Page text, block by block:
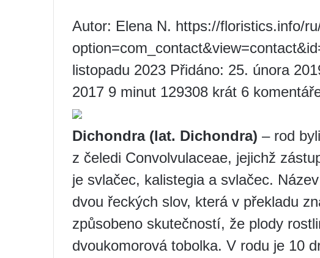
Autor: Elena N. https://floristics.info/
listopadu 2023 Přidáno: 25. února
2017 9 minut 129308 krát 6
Dichondra (lat. Dichondra) – rod
z čeledi Convolvulaceae, jejichž
je svlačec, kalistegia a svlačec.
dvou řeckých slov, která v překladu
způsobeno skutečností, že plody
dvoukomorová tobolka. V rodu je 10